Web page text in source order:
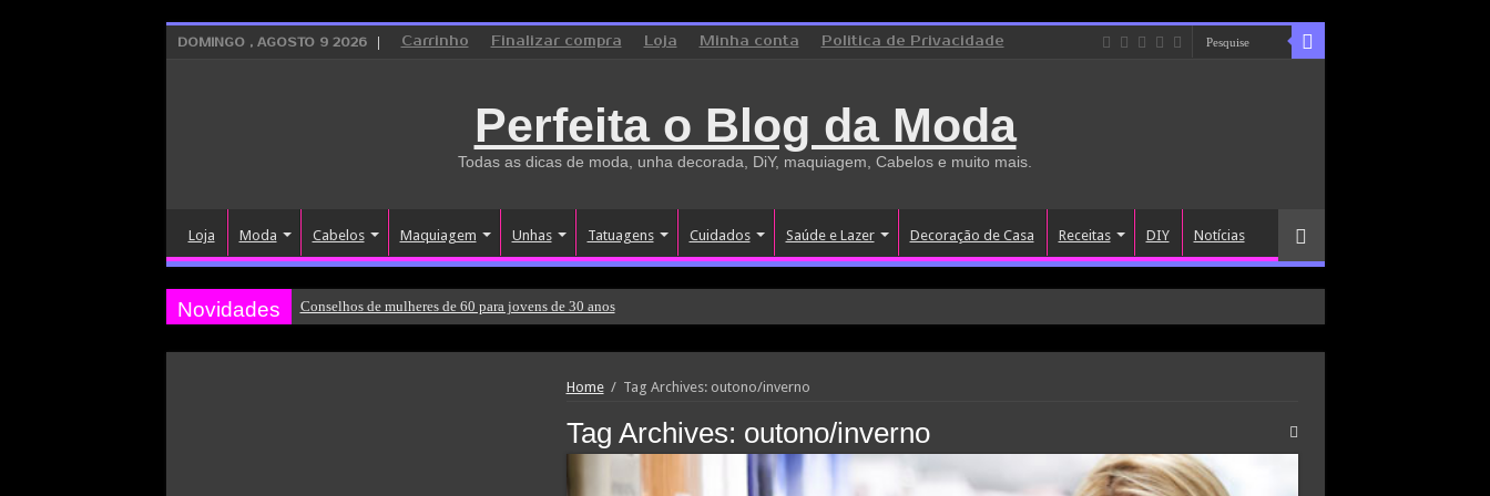
DOMINGO , AGOSTO 9 2026 Carrinho Finalizar compra Loja Minha conta Politica de Privacidade
Perfeita o Blog da Moda
Todas as dicas de moda, unha decorada, DiY, maquiagem, Cabelos e muito mais.
Loja Moda Cabelos Maquiagem Unhas Tatuagens Cuidados Saúde e Lazer Decoração de Casa Receitas DIY Notícias
Novidades Conselhos de mulheres de 60 para jovens de 30 anos
Home / Tag Archives: outono/inverno
Tag Archives: outono/inverno